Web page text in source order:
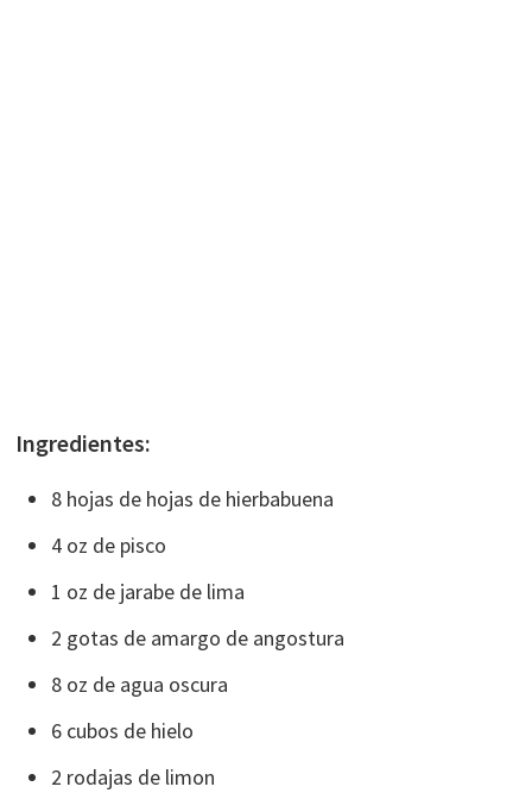
Ingredientes:
8 hojas de hojas de hierbabuena
4 oz de pisco
1 oz de jarabe de lima
2 gotas de amargo de angostura
8 oz de agua oscura
6 cubos de hielo
2 rodajas de limon